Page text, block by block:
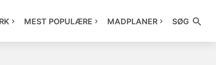
MEST POPULÆRE MADPLANER SØG